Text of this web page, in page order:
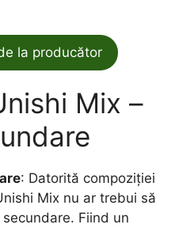
la producător
Mix –
: Datorită compoziției
Mix nu ar trebui să
Fiind un